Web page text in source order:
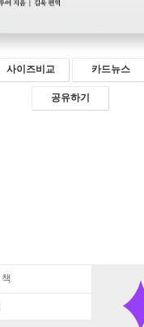
사이즈비교 카드뉴스
공유하기